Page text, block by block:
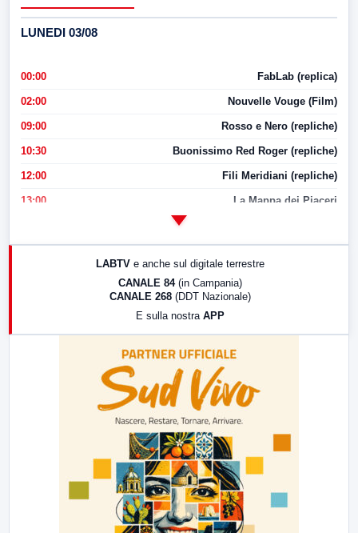
LUNEDI 03/08
00:00 FabLab (replica)
02:00 Nouvelle Vouge (Film)
09:00 Rosso e Nero (repliche)
10:30 Buonissimo Red Roger (repliche)
12:00 Fili Meridiani (repliche)
13:00 La Mappa dei Piaceri
LABTV e anche sul digitale terrestre
CANALE 84 (in Campania)
CANALE 268 (DDT Nazionale)
E sulla nostra APP